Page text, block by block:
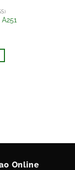
Online